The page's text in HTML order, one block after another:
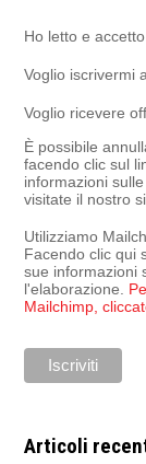
Ho letto e
Voglio iscrivermi
Voglio ricevere
È possibile
facendo clic sul
informazioni
visitate il nostro
Utilizziamo
Facendo clic qui
sue informazioni
l'elaborazione.
Mailchimp,
Articoli